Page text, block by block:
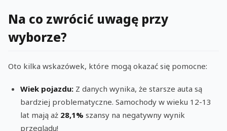
Na co zwrócić uwagę przy
wyborze?
Oto kilka wskazówek, które mogą okazać się pomocne:
Wiek pojazdu: Z danych wynika, że starsze auta są
bardziej problematyczne. Samochody w wieku 12-13
lat mają aż 28,1% szansy na negatywny wynik
przeglądu!